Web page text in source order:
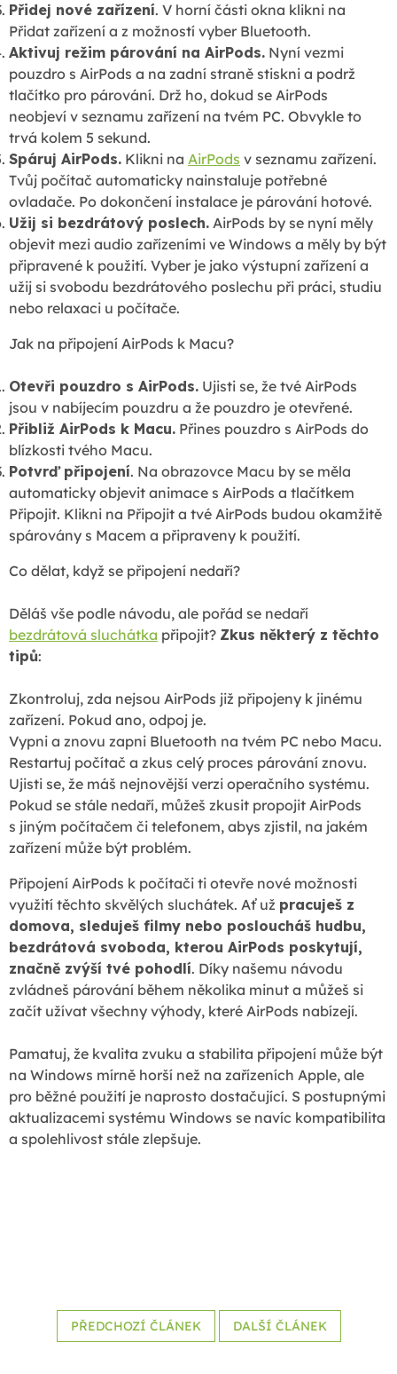
Přidej nové zařízení. V horní části okna klikni na
Přidat zařízení a z možností vyber Bluetooth.
Aktivuj režim párování na AirPods. Nyní vezmi
pouzdro s AirPods a na zadní straně stiskni a podrž
tlačítko pro párování. Drž ho, dokud se AirPods
neobjeví v seznamu zařízení na tvém PC. Obvykle to
trvá kolem 5 sekund.
Spáruj AirPods. Klikni na AirPods v seznamu zařízení.
Tvůj počítač automaticky nainstaluje potřebné
ovladače. Po dokončení instalace je párování hotové.
Užij si bezdrátový poslech. AirPods by se nyní měly
objevit mezi audio zařízeními ve Windows a měly by být
připravené k použití. Vyber je jako výstupní zařízení a
užij si svobodu bezdrátového poslechu při práci, studiu
nebo relaxaci u počítače.
Jak na připojení AirPods k Macu?
Otevři pouzdro s AirPods. Ujisti se, že tvé AirPods
jsou v nabíjecím pouzdru a že pouzdro je otevřené.
Přibliž AirPods k Macu. Přines pouzdro s AirPods do
blízkosti tvého Macu.
Potvrď připojení. Na obrazovce Macu by se měla
automaticky objevit animace s AirPods a tlačítkem
Připojit. Klikni na Připojit a tvé AirPods budou okamžitě
spárovány s Macem a připraveny k použití.
Co dělat, když se připojení nedaří?
Děláš vše podle návodu, ale pořád se nedaří
bezdrátová sluchátka připojit? Zkus některý z těchto
tipů:
Zkontroluj, zda nejsou AirPods již připojeny k jinému
zařízení. Pokud ano, odpoj je.
Vypni a znovu zapni Bluetooth na tvém PC nebo Macu.
Restartuj počítač a zkus celý proces párování znovu.
Ujisti se, že máš nejnovější verzi operačního systému.
Pokud se stále nedaří, můžeš zkusit propojit AirPods
s jiným počítačem či telefonem, abys zjistil, na jakém
zařízení může být problém.
Připojení AirPods k počítači ti otevře nové možnosti
využití těchto skvělých sluchátek. Ať už pracuješ z
domova, sleduješ filmy nebo posloucháš hudbu,
bezdrátová svoboda, kterou AirPods poskytují,
značně zvýší tvé pohodlí. Díky našemu návodu
zvládneš párování během několika minut a můžeš si
začít užívat všechny výhody, které AirPods nabízejí.
Pamatuj, že kvalita zvuku a stabilita připojení může být
na Windows mírně horší než na zařízeních Apple, ale
pro běžné použití je naprosto dostačující. S postupnými
aktualizacemi systému Windows se navíc kompatibilita
a spolehlivost stále zlepšuje.
PŘEDCHOZÍ ČLÁNEK DALŠÍ ČLÁNEK